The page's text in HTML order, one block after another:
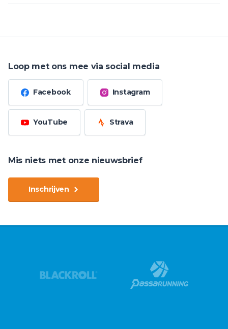
Loop met ons mee via social media
Facebook Instagram
YouTube Strava
Mis niets met onze nieuwsbrief
Inschrijven